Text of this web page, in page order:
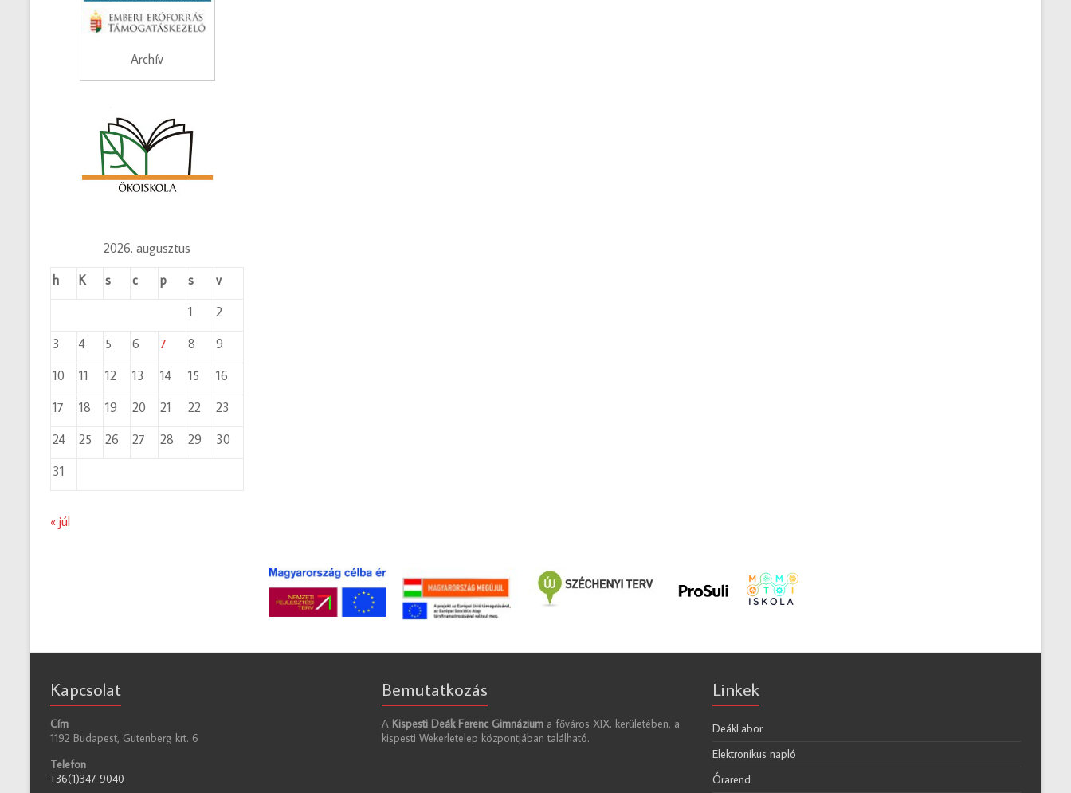
Archív
2026. augusztus
h
K s c p s
v
1
2
3
4 5 6 7 8
9
10
11 12 13 14 15
16
17
18 19 20 21 22
23
24
25 26 27 28 29
30
31
« júl
Kapcsolat
Cím
1192 Budapest, Gutenberg krt. 6
Telefon
+36(1)347 9040
Bemutatkozás
A Kispesti Deák Ferenc Gimnázium a főváros XIX. kerületében, a
kispesti Wekerletelep központjában található.
Linkek
DeákLabor
Elektronikus napló
Órarend